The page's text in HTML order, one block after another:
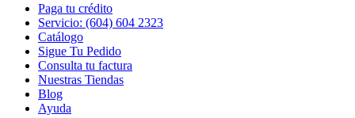
Paga tu crédito
Servicio: (604) 604 2323
Catálogo
Sigue Tu Pedido
Consulta tu factura
Nuestras Tiendas
Blog
Ayuda